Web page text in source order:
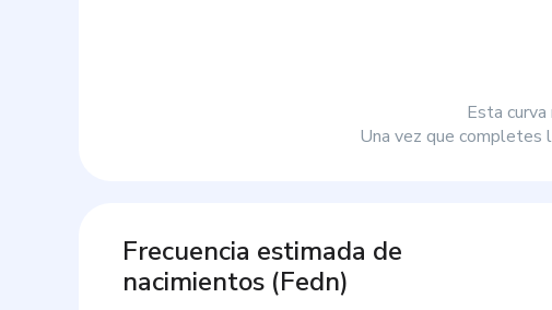
Esta
Una vez que completes
Frecuencia estimada de
nacimientos (Fedn)